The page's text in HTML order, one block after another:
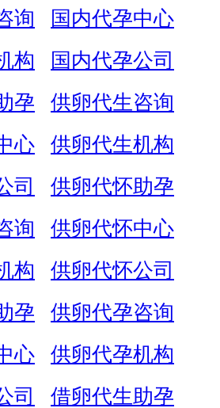
询
国内代孕中心
构
国内代孕公司
孕
供卵代生咨询
心
供卵代生机构
司
供卵代怀助孕
询
供卵代怀中心
构
供卵代怀公司
孕
供卵代孕咨询
心
供卵代孕机构
司
借卵代生助孕